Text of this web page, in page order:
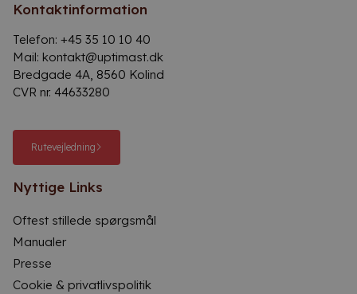
Kontaktinformation
Telefon: +45 35 10 10 40
Mail: kontakt@uptimast.dk
Bredgade 4A, 8560 Kolind
CVR nr. 44633280
Rutevejledning
Nyttige Links
Oftest stillede spørgsmål
Manualer
Presse
Cookie & privatlivspolitik